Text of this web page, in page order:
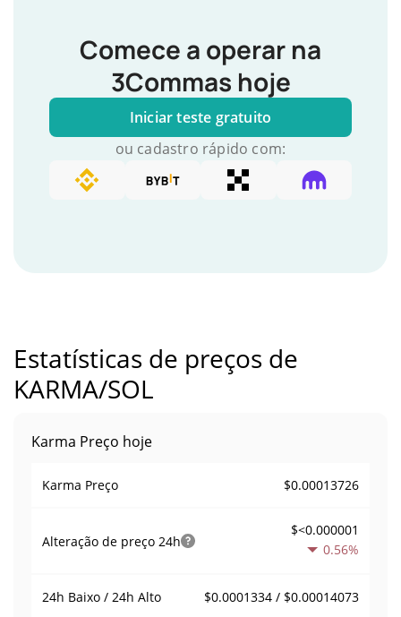
Comece a operar na
3Commas hoje
Iniciar teste gratuito
ou cadastro rápido com:
Estatísticas de preços de
KARMA/SOL
Karma Preço hoje
Karma Preço $0.00013726
Alteração de preço 24h
$<0.000001
0.56%
24h Baixo / 24h Alto $0.0001334 / $0.00014073